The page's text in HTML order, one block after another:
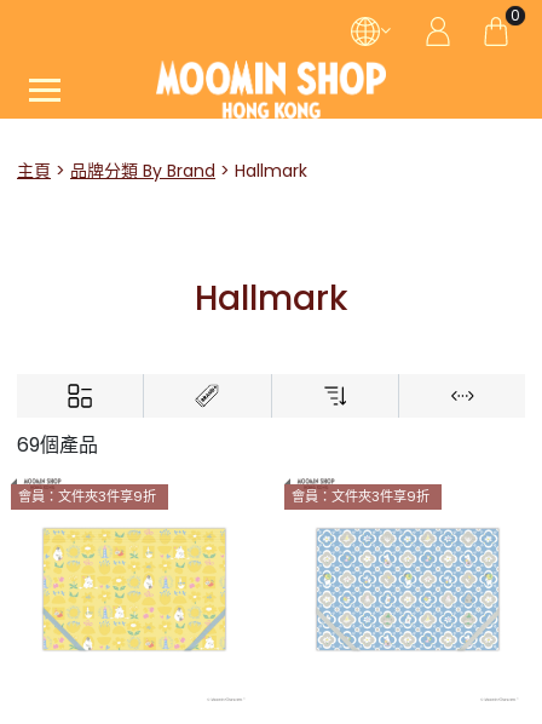
0
主頁 品牌分類 By Brand Hallmark
Hallmark
69個產品
會員：文件夾3件享9折 會員：文件夾3件享9折